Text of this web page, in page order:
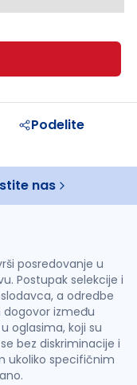
Podelite
nas
posredovanje u
Postupak selekcije i
a odredbe
između
oglasima, koji su
bez diskriminacije i
ukoliko specifičnim